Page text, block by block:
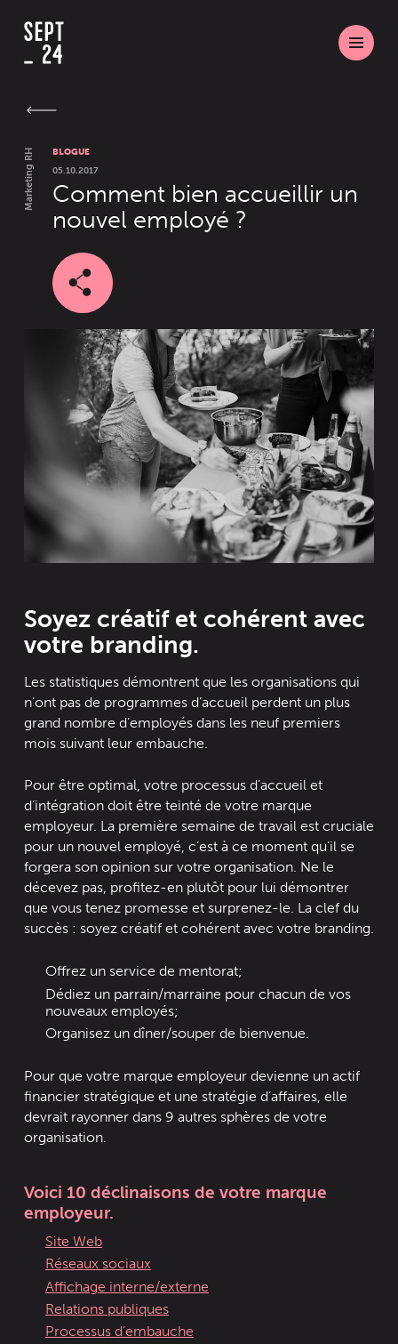
Marketing RH
BLOGUE
05.10.2017
Comment bien accueillir un
nouvel employé ?
Soyez créatif et cohérent avec
votre branding.
Les statistiques démontrent que les organisations qui
n’ont pas de programmes d’accueil perdent un plus
grand nombre d’employés dans les neuf premiers
mois suivant leur embauche.
Pour être optimal, votre processus d’accueil et
d’intégration doit être teinté de votre marque
employeur. La première semaine de travail est cruciale
pour un nouvel employé, c’est à ce moment qu’il se
forgera son opinion sur votre organisation. Ne le
décevez pas, profitez-en plutôt pour lui démontrer
que vous tenez promesse et surprenez-le. La clef du
succès : soyez créatif et cohérent avec votre branding.
Offrez un service de mentorat;
Dédiez un parrain/marraine pour chacun de vos
nouveaux employés;
Organisez un dîner/souper de bienvenue.
Pour que votre marque employeur devienne un actif
financier stratégique et une stratégie d’affaires, elle
devrait rayonner dans 9 autres sphères de votre
organisation.
Voici 10 déclinaisons de votre marque
employeur.
Site Web
Réseaux sociaux
Affichage interne/externe
Relations publiques
Processus d’embauche